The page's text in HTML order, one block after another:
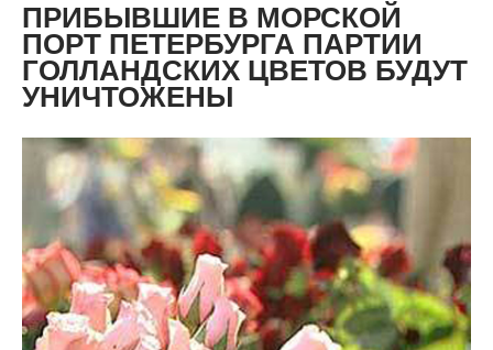
ПРИБЫВШИЕ В МОРСКОЙ
ПОРТ ПЕТЕРБУРГА ПАРТИИ
ГОЛЛАНДСКИХ ЦВЕТОВ БУДУТ
УНИЧТОЖЕНЫ